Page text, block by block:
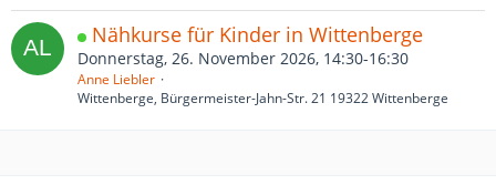
Nähkurse für Kinder in Wittenberge
Donnerstag, 26. November 2026, 14:30-16:30
Anne Liebler
Wittenberge, Bürgermeister-Jahn-Str. 21 19322 Wittenberge